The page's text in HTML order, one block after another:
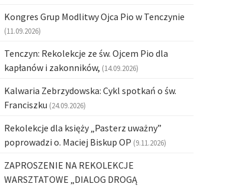
Kongres Grup Modlitwy Ojca Pio w Tenczynie
(11.09.2026)
Tenczyn: Rekolekcje ze św. Ojcem Pio dla
kapłanów i zakonników, (14.09.2026)
Kalwaria Zebrzydowska: Cykl spotkań o św.
Franciszku (24.09.2026)
Rekolekcje dla księży „Pasterz uważny”
poprowadzi o. Maciej Biskup OP (9.11.2026)
ZAPROSZENIE NA REKOLEKCJE
WARSZTATOWE „DIALOG DROGĄ